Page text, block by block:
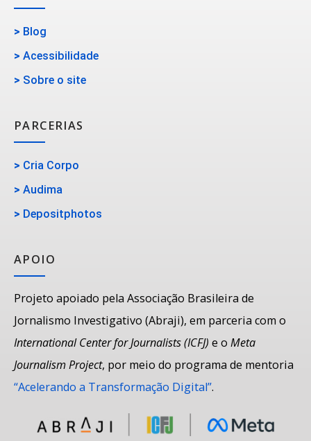
> Blog
> Acessibilidade
> Sobre o site
PARCERIAS
> Cria Corpo
> Audima
> Depositphotos
APOIO
Projeto apoiado pela Associação Brasileira de
Jornalismo Investigativo (Abraji), em parceria com o
International Center for Journalists (ICFJ) e o Meta
Journalism Project, por meio do programa de mentoria
“Acelerando a Transformação Digital”.